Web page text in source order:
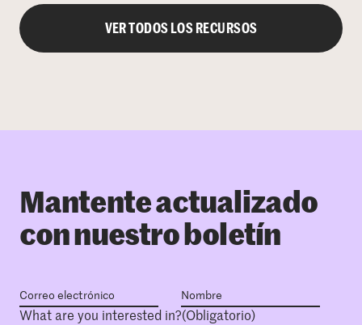
VER TODOS LOS RECURSOS
Mantente actualizado
con nuestro boletín
What are you interested in?(Obligatorio)